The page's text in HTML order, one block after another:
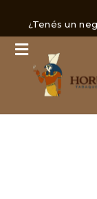
¿Tenés un